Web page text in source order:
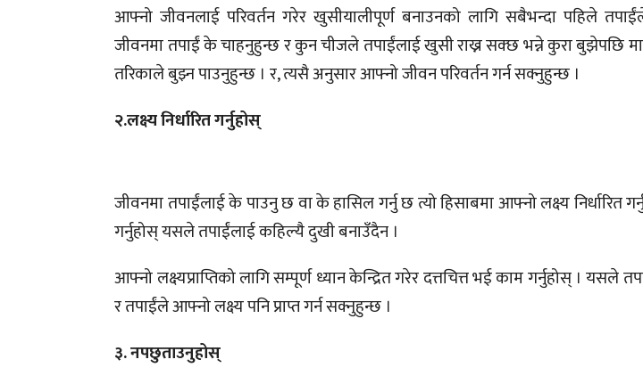
आफ्नो जीवनलाई परिवर्तन गरेर खुसीयालीपूर्ण बनाउनको लागि सबैभन्दा पहिले
जीवनमा तपाईं के चाहनुहुन्छ र कुन चीजले तपाईंलाई खुसी राख्न सक्छ भन्ने कुरा बुझेपछि
तरिकाले बुझ्न पाउनुहुन्छ । र, त्यसै अनुसार आफ्नो जीवन परिवर्तन गर्न सक्नुहुन्छ ।
२.लक्ष्य निर्धारित गर्नुहोस्
जीवनमा तपाईंलाई के पाउनु छ वा के हासिल गर्नु छ त्यो हिसाबमा आफ्नो लक्ष्य
गर्नुहोस् यसले तपाईंलाई कहिल्यै दुखी बनाउँदैन ।
आफ्नो लक्ष्यप्राप्तिको लागि सम्पूर्ण ध्यान केन्द्रित गरेर दत्तचित्त भई काम गर्नुहोस् ।
र तपाईंले आफ्नो लक्ष्य पनि प्राप्त गर्न सक्नुहुन्छ ।
३. नपछुताउनुहोस्